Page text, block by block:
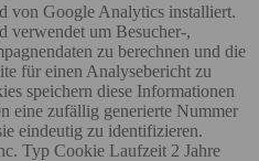
von Google Analytics installiert.
verwendet um Besucher-,
zu berechnen und die
für einen Analysebericht zu
speichern diese Informationen
eine zufällig generierte Nummer
eindeutig zu identifizieren.
Typ Cookie Laufzeit 2 Jahre